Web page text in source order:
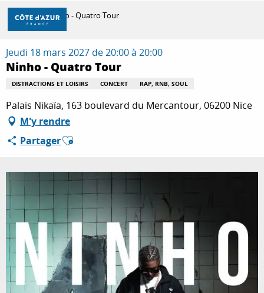
Aller
contenu
principal
DÉCOUVRIR
À FAIRE
SÉJOURNER
Accueil Ninho - Quatro Tour
Jeudi 18 mars 2027 de 20:00 à 20:00
Ninho - Quatro Tour
DISTRACTIONS ET LOISIRS CONCERT RAP, RNB, SOUL
Palais Nikaïa, 163 boulevard du Mercantour, 06200 Nice
M'y rendre
PartagerAjouter aux favoris